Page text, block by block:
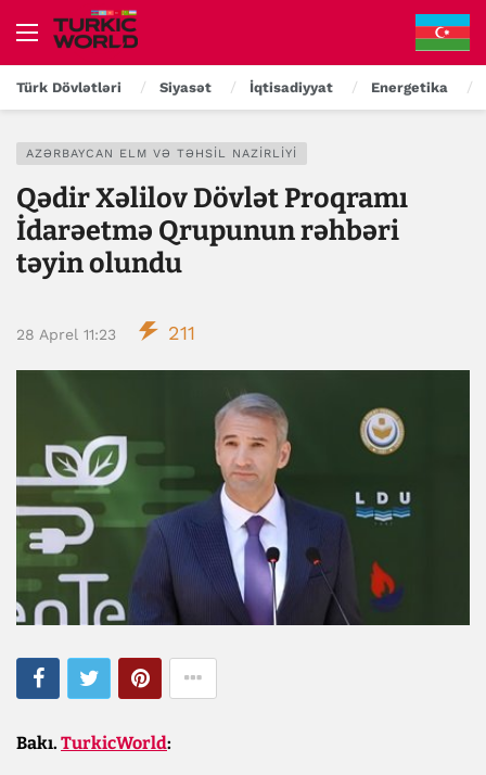
Türk Dövlətləri Siyasət İqtisadiyyat Energetika
AZƏRBAYCAN ELM VƏ TƏHSIL NAZIRLIYI
Qədir Xəlilov Dövlət Proqramı
İdarəetmə Qrupunun rəhbəri
təyin olundu
28 Aprel 11:23 211
Bakı. TurkicWorld: